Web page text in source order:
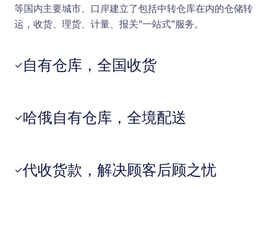
等国内主要城市、口岸建立了包括中转仓库在内的仓储转
运，收货、理货、计量、报关“一站式”服务。
✓ 自有仓库，全国收货
✓哈俄自有仓库，全境配送
✓代收货款，解决顾客后顾之忧